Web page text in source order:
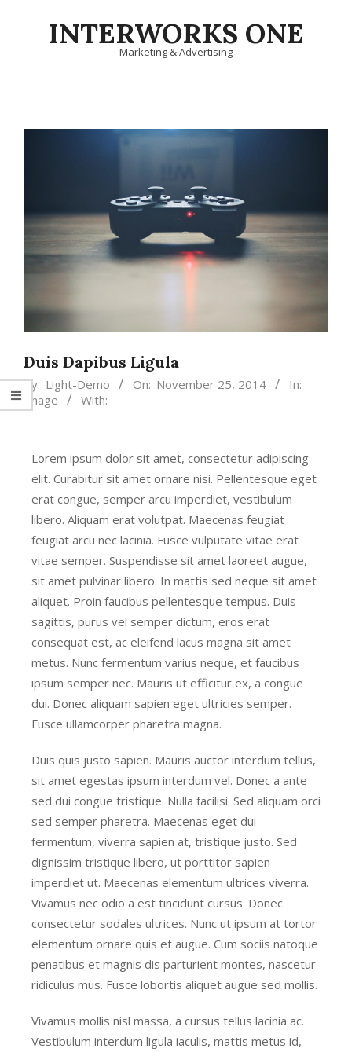
INTERWORKS ONE
Marketing & Advertising
Primary
Duis Dapibus Ligula
By: Light-Demo On: November 25, 2014
In:
Image
With:
Lorem ipsum dolor sit amet, consectetur adipiscing
elit. Curabitur sit amet ornare nisi. Pellentesque eget
erat congue, semper arcu imperdiet, vestibulum
libero. Aliquam erat volutpat. Maecenas feugiat
feugiat arcu nec lacinia. Fusce vulputate vitae erat
vitae semper. Suspendisse sit amet laoreet augue,
sit amet pulvinar libero. In mattis sed neque sit amet
aliquet. Proin faucibus pellentesque tempus. Duis
sagittis, purus vel semper dictum, eros erat
consequat est, ac eleifend lacus magna sit amet
metus. Nunc fermentum varius neque, et faucibus
ipsum semper nec. Mauris ut efficitur ex, a congue
dui. Donec aliquam sapien eget ultricies semper.
Fusce ullamcorper pharetra magna.
Duis quis justo sapien. Mauris auctor interdum tellus,
sit amet egestas ipsum interdum vel. Donec a ante
sed dui congue tristique. Nulla facilisi. Sed aliquam orci
sed semper pharetra. Maecenas eget dui
fermentum, viverra sapien at, tristique justo. Sed
dignissim tristique libero, ut porttitor sapien
imperdiet ut. Maecenas elementum ultrices viverra.
Vivamus nec odio a est tincidunt cursus. Donec
consectetur sodales ultrices. Nunc ut ipsum at tortor
elementum ornare quis et augue. Cum sociis natoque
penatibus et magnis dis parturient montes, nascetur
ridiculus mus. Fusce lobortis aliquet augue sed mollis.
Vivamus mollis nisl massa, a cursus tellus lacinia ac.
Vestibulum interdum ligula iaculis, mattis metus id,